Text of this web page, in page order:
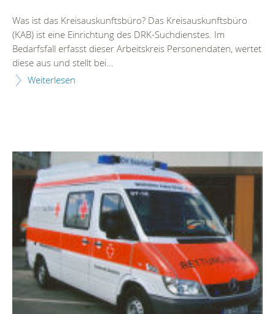
Was ist das Kreisauskunftsbüro? Das Kreisauskunftsbüro
(KAB) ist eine Einrichtung des DRK-Suchdienstes. Im
Bedarfsfall erfasst dieser Arbeitskreis Personendaten, wertet
diese aus und stellt bei...
Weiterlesen